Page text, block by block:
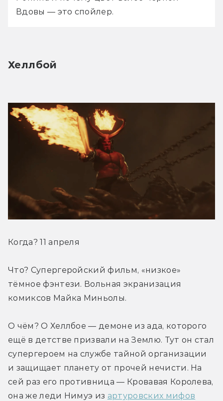
Вдовы — это спойлер.
Хеллбой
Когда? 11 апреля
Что? Супергеройский фильм, «низкое»
тёмное фэнтези. Вольная экранизация
комиксов Майка Миньолы.
О чём? О Хеллбое — демоне из ада, которого
ещё в детстве призвали на Землю. Тут он стал
супергероем на службе тайной организации
и защищает планету от прочей нечисти. На
сей раз его противница — Кровавая Королева,
она же леди Нимуэ из артуровских мифов